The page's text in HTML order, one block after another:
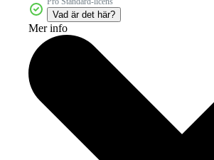
Vad är det här?
Mer info